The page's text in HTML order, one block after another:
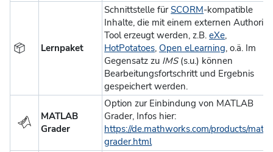
Lernpaket
Schnittstelle fürSCORM-kompatible
Inhalte, die mit einem externen
Tool erzeugt werden, z.B.eXe,
HotPotatoes, Open eLearning, o.ä. Im
Gegensatz zu IMS(s.u.) können
Bearbeitungsfortschritt und Ergebnis
gespeichert werden.
MATLAB
Grader
Option zur Einbindung von MATLAB
Grader, Infos hier:
https://de.mathworks.com/products/
grader.html